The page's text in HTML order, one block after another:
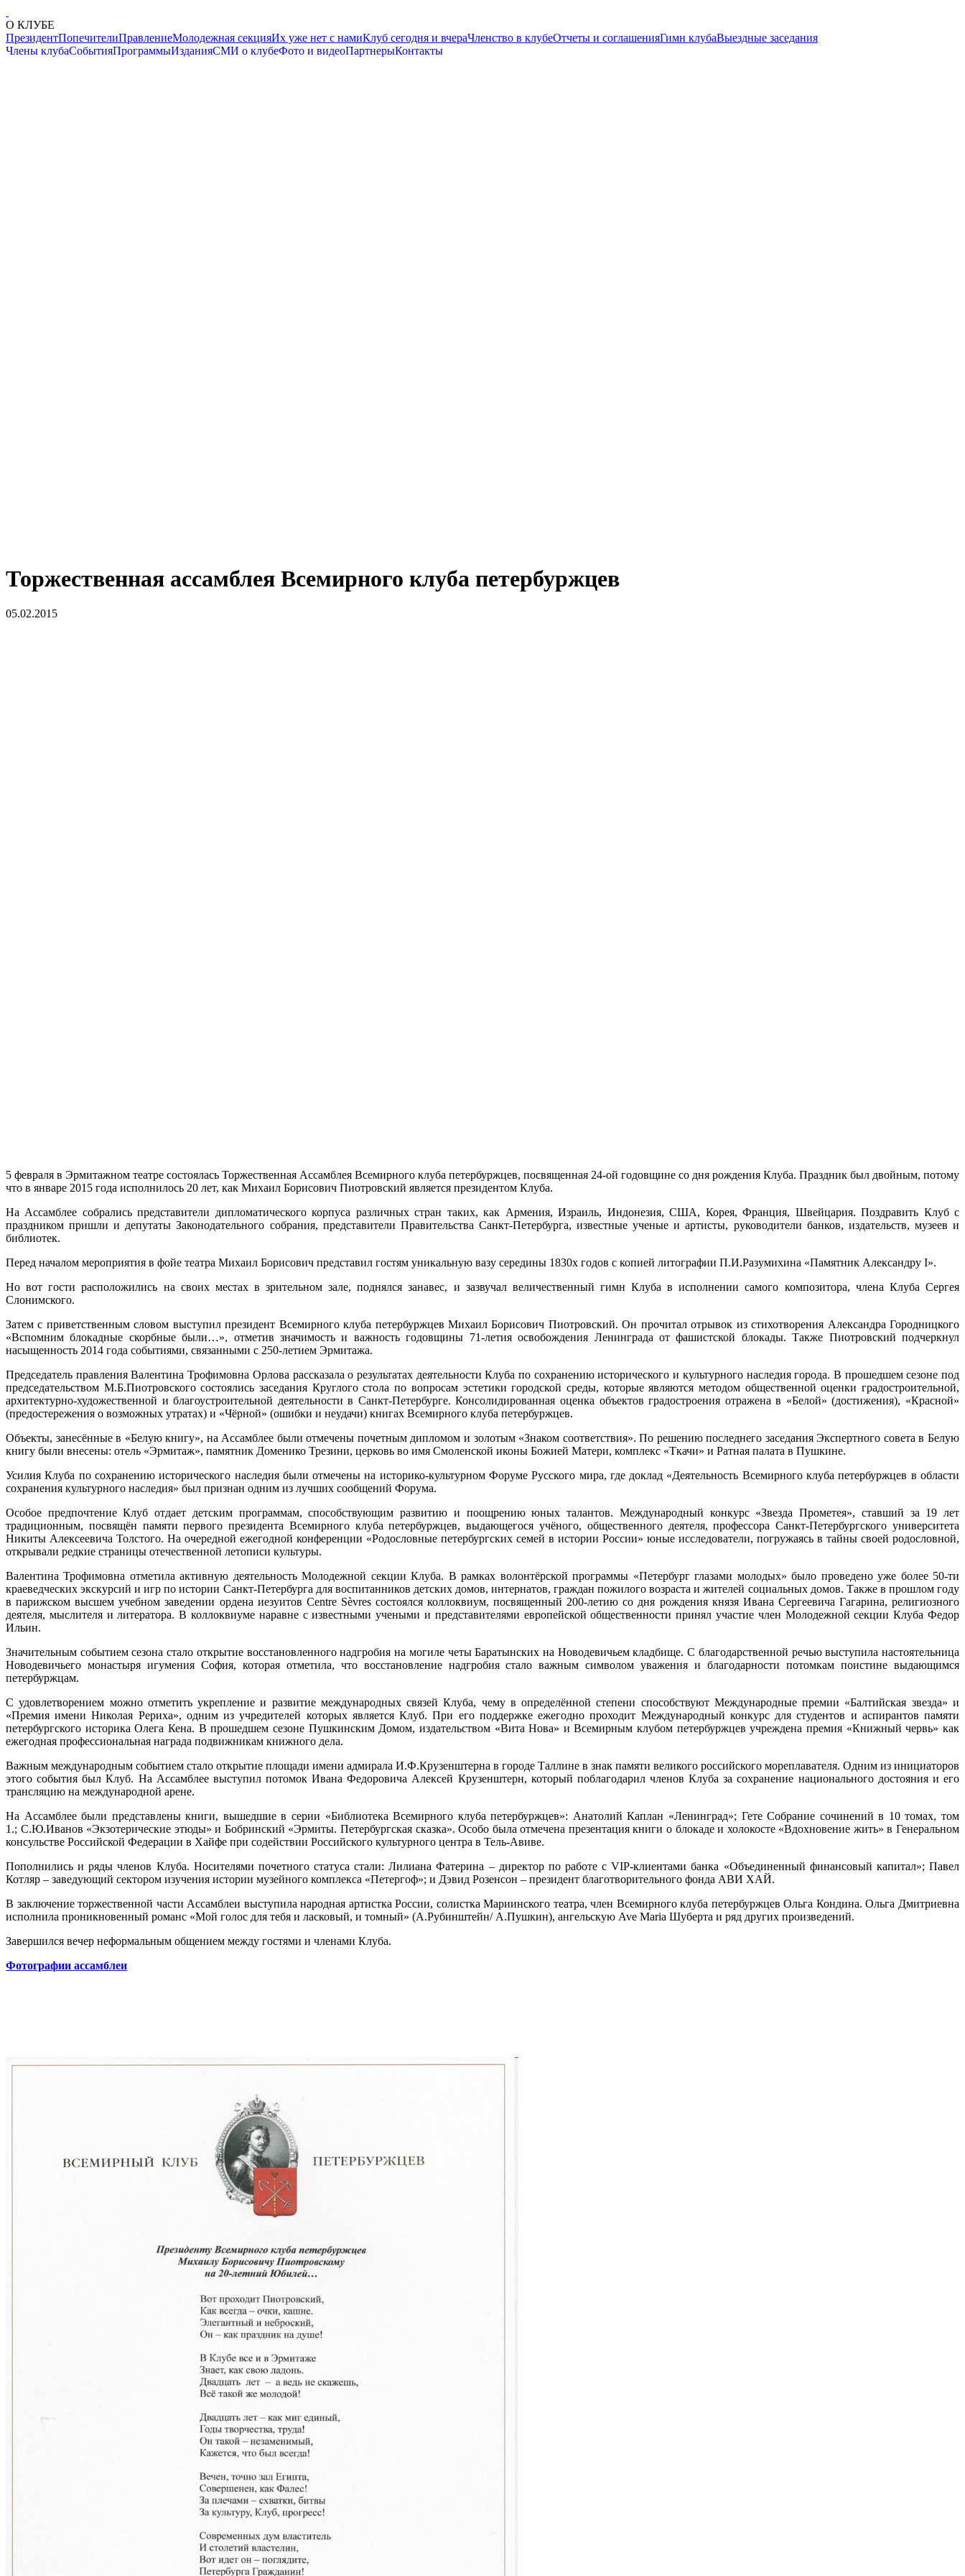
О КЛУБЕ
ПрезидентПопечителиПравлениеМолодежная секцияИх уже нет с намиКлуб сегодня и вчераЧленство в клубеОтчеты и соглашенияГимн клубаВыездные заседания
Члены клубаСобытияПрограммыИзданияСМИ о клубеФото и видеоПартнерыКонтакты
Торжественная ассамблея Всемирного клуба петербуржцев
05.02.2015
5 февраля в Эрмитажном театре состоялась Торжественная Ассамблея Всемирного клуба петербуржцев, посвященная 24-ой годовщине со дня рождения Клуба. Праздник был двойным, потому
что в январе 2015 года исполнилось 20 лет, как Михаил Борисович Пиотровский является президентом Клуба.
На Ассамблее собрались представители дипломатического корпуса различных стран таких, как Армения, Израиль, Индонезия, США, Корея, Франция, Швейцария. Поздравить Клуб с
праздником пришли и депутаты Законодательного собрания, представители Правительства Санкт-Петербурга, известные ученые и артисты, руководители банков, издательств, музеев и
библиотек.
Перед началом мероприятия в фойе театра Михаил Борисович представил гостям уникальную вазу середины 1830х годов с копией литографии П.И.Разумихина «Памятник Александру I».
Но вот гости расположились на своих местах в зрительном зале, поднялся занавес, и зазвучал величественный гимн Клуба в исполнении самого композитора, члена Клуба Сергея
Слонимского.
Затем с приветственным словом выступил президент Всемирного клуба петербуржцев Михаил Борисович Пиотровский. Он прочитал отрывок из стихотворения Александра Городницкого
«Вспомним блокадные скорбные были…», отметив значимость и важность годовщины 71-летия освобождения Ленинграда от фашистской блокады. Также Пиотровский подчеркнул
насыщенность 2014 года событиями, связанными с 250-летием Эрмитажа.
Председатель правления Валентина Трофимовна Орлова рассказала о результатах деятельности Клуба по сохранению исторического и культурного наследия города. В прошедшем сезоне под
председательством М.Б.Пиотровского состоялись заседания Круглого стола по вопросам эстетики городской среды, которые являются методом общественной оценки градостроительной,
архитектурно-художественной и благоустроительной деятельности в Санкт-Петербурге. Консолидированная оценка объектов градостроения отражена в «Белой» (достижения), «Красной»
(предостережения о возможных утратах) и «Чёрной» (ошибки и неудачи) книгах Всемирного клуба петербуржцев.
Объекты, занесённые в «Белую книгу», на Ассамблее были отмечены почетным дипломом и золотым «Знаком соответствия». По решению последнего заседания Экспертного совета в Белую
книгу были внесены: отель «Эрмитаж», памятник Доменико Трезини, церковь во имя Смоленской иконы Божией Матери, комплекс «Ткачи» и Ратная палата в Пушкине.
Усилия Клуба по сохранению исторического наследия были отмечены на историко-культурном Форуме Русского мира, где доклад «Деятельность Всемирного клуба петербуржцев в области
сохранения культурного наследия» был признан одним из лучших сообщений Форума.
Особое предпочтение Клуб отдает детским программам, способствующим развитию и поощрению юных талантов. Международный конкурс «Звезда Прометея», ставший за 19 лет
традиционным, посвящён памяти первого президента Всемирного клуба петербуржцев, выдающегося учёного, общественного деятеля, профессора Санкт-Петербургского университета
Никиты Алексеевича Толстого. На очередной ежегодной конференции «Родословные петербургских семей в истории России» юные исследователи, погружаясь в тайны своей родословной,
открывали редкие страницы отечественной летописи культуры.
Валентина Трофимовна отметила активную деятельность Молодежной секции Клуба. В рамках волонтёрской программы «Петербург глазами молодых» было проведено уже более 50-ти
краеведческих экскурсий и игр по истории Санкт-Петербурга для воспитанников детских домов, интернатов, граждан пожилого возраста и жителей социальных домов. Также в прошлом году
в парижском высшем учебном заведении ордена иезуитов Centre Sèvresсостоялся коллоквиум, посвященный 200-летию со дня рождения князя Ивана Сергеевича Гагарина, религиозного
деятеля, мыслителя и литератора. В коллоквиуме наравне с известными учеными и представителями европейской общественности принял участие член Молодежной секции Клуба Федор
Ильин.
Значительным событием сезона стало открытие восстановленного надгробия на могиле четы Баратынских на Новодевичьем кладбище. С благодарственной речью выступила настоятельница
Новодевичьего монастыря игумения София, которая отметила, что восстановление надгробия стало важным символом уважения и благодарности потомкам поистине выдающимся
петербуржцам.
С удовлетворением можно отметить укрепление и развитие международных связей Клуба, чему в определённой степени способствуют Международные премии «Балтийская звезда» и
«Премия имени Николая Рериха», одним из учредителей которых является Клуб. При его поддержке ежегодно проходит Международный конкурс для студентов и аспирантов памяти
петербургского историка Олега Кена. В прошедшем сезоне Пушкинским Домом, издательством «Вита Нова» и Всемирным клубом петербуржцев учреждена премия «Книжный червь» как
ежегодная профессиональная награда подвижникам книжного дела.
Важным международным событием стало открытие площади имени адмирала И.Ф.Крузенштерна в городе Таллине в знак памяти великого российского мореплавателя. Одним из инициаторов
этого события был Клуб. На Ассамблее выступил потомок Ивана Федоровича Алексей Крузенштерн, который поблагодарил членов Клуба за сохранение национального достояния и его
трансляцию на международной арене.
На Ассамблее были представлены книги, вышедшие в серии «Библиотека Всемирного клуба петербуржцев»: Анатолий Каплан «Ленинград»; Гете Собрание сочинений в 10 томах, том
1.; С.Ю.Иванов «Экзотерические этюды» и Бобринский «Эрмиты. Петербургская сказка». Особо была отмечена презентация книги о блокаде и холокосте «Вдохновение жить» в Генеральном
консульстве Российской Федерации в Хайфе при содействии Российского культурного центра в Тель-Авиве.
Пополнились и ряды членов Клуба. Носителями почетного статуса стали: Лилиана Фатерина – директор по работе сVIP-клиентами банка «Объединенный финансовый капитал»; Павел
Котляр – заведующий сектором изучения истории музейного комплекса «Петергоф»; и Дэвид Розенсон – президент благотворительного фонда АВИ ХАЙ.
В заключение торжественной части Ассамблеи выступила народная артистка России, солистка Мариинского театра, член Всемирного клуба петербуржцев Ольга Кондина. Ольга Дмитриевна
исполнила проникновенный романс «Мой голос для тебя и ласковый, и томный» (А.Рубинштейн/ А.Пушкин), ангельскую Ave Maria Шуберта и ряд других произведений.
Завершился вечер неформальным общением между гостями и членами Клуба.
Фотографии ассамблеи